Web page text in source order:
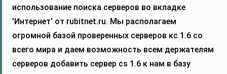
использование поиска серверов во вкладке
'Интернет' от rubitnet.ru. Мы располагаем
огромной базой проверенных серверов кс 1.6 со
всего мира и даем возможность всем держателям
серверов добавить сервер cs 1.6 к нам в базу